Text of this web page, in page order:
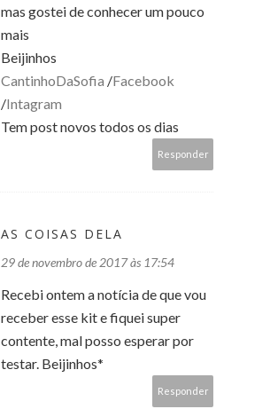
mas gostei de conhecer um pouco
mais
Beijinhos
CantinhoDaSofia /Facebook
/Intagram
Tem post novos todos os dias
Responder
AS COISAS DELA
29 de novembro de 2017 às 17:54
Recebi ontem a notícia de que vou
receber esse kit e fiquei super
contente, mal posso esperar por
testar. Beijinhos*
Responder